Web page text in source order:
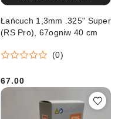
Łańcuch 1,3mm .325" Super
(RS Pro), 67ogniw 40 cm
(0)
Cena:
67.00